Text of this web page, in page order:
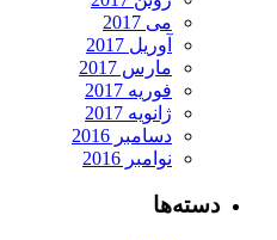
می 2017
آوریل 2017
مارس 2017
فوریه 2017
ژانویه 2017
دسامبر 2016
نوامبر 2016
دسته‌ها